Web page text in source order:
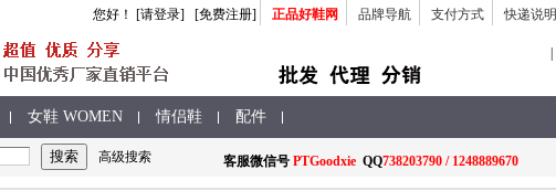
您好 ！ [请登录] [免费注册] 正品好鞋网 品牌导航 支付方式 快递说明
女鞋 WOMEN 情侣鞋 配件
高级搜索 客服微信号 PTGoodxie QQ738203790 / 1248889670